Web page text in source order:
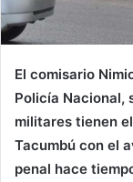
El comisario
Policía Nacional,
militares tienen
Tacumbú con el
penal hace